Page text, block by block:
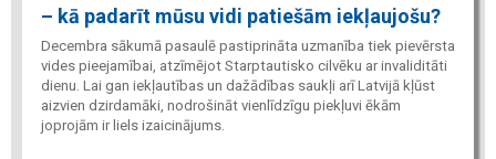
– kā padarīt mūsu vidi patiešām iekļaujošu?
Decembra sākumā pasaulē pastiprināta uzmanība tiek pievērsta
vides pieejamībai, atzīmējot Starptautisko cilvēku ar invaliditāti
dienu. Lai gan iekļautības un dažādības saukļi arī Latvijā kļūst
aizvien dzirdamāki, nodrošināt vienlīdzīgu piekļuvi ēkām
joprojām ir liels izaicinājums.